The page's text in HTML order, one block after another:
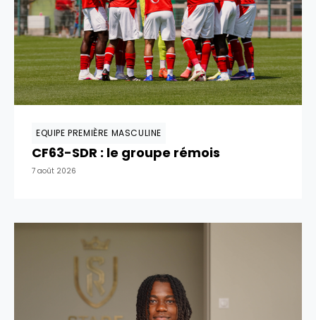
EQUIPE PREMIÈRE MASCULINE
CF63-SDR : le groupe rémois
7 août 2026